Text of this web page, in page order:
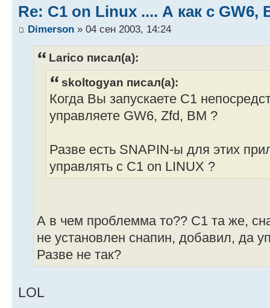
Re: C1 on Linux .... А как с GW6,
Dimerson » 04 сен 2003, 14:24
Larico писал(а):
skoltogyan писал(а):
Когда Вы запускаете C1
управляете GW6, Zfd, BM ?
Разве есть SNAPIN-ы для этих
управлять с C1 on LINUX ?
А в чем проблемма то?? С1 та же,
не установлен снапин, добавил, да
Разве не так?
LOL